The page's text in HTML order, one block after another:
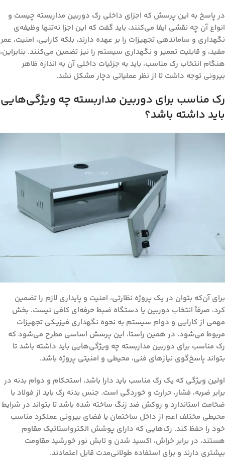
در پاسخ به این پرسش که اجزای داخلی رک دوربین مداربسته چیست و
انواع آن چه نقشی ایفا می‌کنند، باید گفت که این اجزا نه‌تنها وظیفه‌ی
نگهداری و ساماندهی تجهیزات را بر عهده دارند، بلکه کارایی، امنیت، عمر
مفید، و قابلیت تعمیر و نگهداری سیستم را نیز تضمین می‌کنند. بنابراین،
هنگام انتخاب رک مناسب، باید به جزئیات داخلی آن به اندازه ظاهر
بیرونی توجه داشت تا از نظر عملیاتی دچار مشکل نشد.
رک مناسب برای دوربین مداربسته چه ویژگی‌هایی
باید داشته باشد؟
برای آن‌که بتوان در یک پروژه نظارتی، امنیت و پایداری لازم را تضمین
کرد، صرفاً انتخاب دوربین یا دستگاه ضبط حرفه‌ای کافی نیست. بخش
مهمی از کارایی و دوام سیستم به نحوه نگهداری فیزیکی تجهیزات
مربوط می‌شود. در همین راستا، این پرسش اساسی مطرح می‌شود که
رک مناسب برای دوربین مداربسته چه ویژگی‌هایی باید داشته باشدتا
بتواند پاسخ‌گوی نیازهای فنی، محیطی و امنیتی پروژه باشد.
اولین ویژگی که یک رک مناسب باید دارا باشد، استحکام و دوام بدنه در
برابر ضربه، فشار، حرارت و خوردگی است. جنس بدنه رک باید از فولاد با
ضخامت استاندارد و روکش ضد زنگ ساخته شده باشد تا بتواند در شرایط
محیطی مختلف اعم از داخل ساختمان یا فضای بیرونی عملکرد مناسب
خود را حفظ کند. رک‌هایی که دارای پوشش الکترواستاتیک مقاوم
هستند، در برابر خراش، اکسید شدن و تابش نور خورشید مقاومت
بیشتری دارند و برای استفاده طولانی‌مدت قابل اعتمادند.